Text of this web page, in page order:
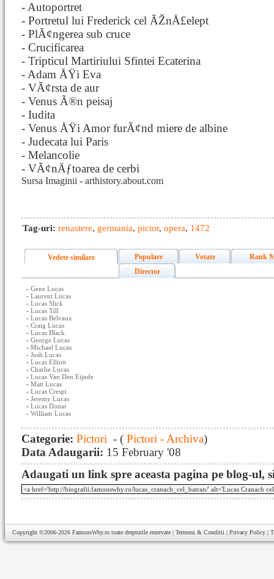
- Autoportret
- Portretul lui Frederick cel ÃŽnÅ£elept
- PlÃ¢ngerea sub cruce
- Crucificarea
- Tripticul Martiriului Sfintei Ecaterina
- Adam ÅŸi Eva
- VÃ¢rsta de aur
- Venus Ã®n peisaj
- Iudita
- Venus ÅŸi Amor furÃ¢nd miere de albine
- Judecata lui Paris
- Melancolie
- VÃ¢nÄƒtoarea de cerbi
Sursa Imaginii - arthistory.about.com
Tag-uri: renastere, germania, pictor, opera, 1472
Vedete similare Populare Votate
Rank
Director
- Gene Lucas
- Laurent Lucas
- Lucas Slick
- Lucas Till
- Lucas Belvaux
- Craig Lucas
- Lucas Black
- George Lucas
- Michael Lucas
- Josh Lucas
- Lucas Elliott
- Charlie Lucas
- Lucas Van Den Eijnde
- Matt Lucas
- Lucas Crespi
- Jeremy Lucas
- Lucas Donat
- William Lucas
Categorie: Pictori - ( Pictori - Archiva)
Data Adaugarii: 15 February '08
Adaugati un link spre aceasta pagina pe blog-ul,
Copyright ©2006-2026 FamousWhy.ro toate drepturile rezervate | Termeni & Conditii | Privacy Policy |